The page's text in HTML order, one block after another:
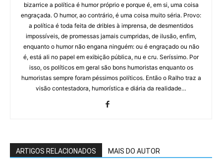
bizarrice a política é humor próprio e porque é, em si, uma coisa
engraçada. O humor, ao contrário, é uma coisa muito séria. Provo:
a política é toda feita de dribles à imprensa, de desmentidos
impossíveis, de promessas jamais cumpridas, de ilusão, enfim,
enquanto o humor não engana ninguém: ou é engraçado ou não
é, está ali no papel em exibição pública, nu e cru. Seríssimo. Por
isso, os políticos em geral são bons humoristas enquanto os
humoristas sempre foram péssimos políticos. Então o Ralho traz a
visão contestadora, humorística e diária da realidade…
ARTIGOS RELACIONADOS MAIS DO AUTOR